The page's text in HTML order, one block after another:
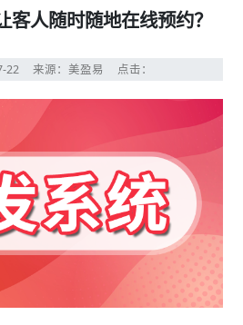
客人随时随地在线预约？
22 来源：美盈易 点击：